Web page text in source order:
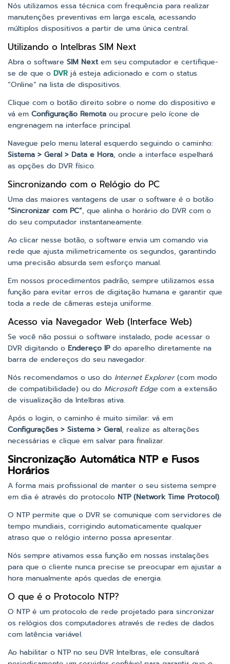
Nós utilizamos essa técnica com frequência para realizar
manutenções preventivas em larga escala, acessando
múltiplos dispositivos a partir de uma única central.
Utilizando o Intelbras SIM Next
Abra o software SIM Nextem seu computador e certifique-
se de que o DVRjá esteja adicionado e com o status
“Online” na lista de dispositivos.
Clique com o botão direito sobre o nome do dispositivo e
vá em Configuração Remota ou procure pelo ícone de
engrenagem na interface principal.
Navegue pelo menu lateral esquerdo seguindo o caminho:
Sistema > Geral > Data e Hora, onde a interface espelhará
as opções do DVR físico.
Sincronizando com o Relógio do PC
Uma das maiores vantagens de usar o software é o botão
“Sincronizar com PC”, que alinha o horário do DVR com o
do seu computador instantaneamente.
Ao clicar nesse botão, o software envia um comando via
rede que ajusta milimetricamente os segundos, garantindo
uma precisão absurda sem esforço manual.
Em nossos procedimentos padrão, sempre utilizamos essa
função para evitar erros de digitação humana e garantir que
toda a rede de câmeras esteja uniforme.
Acesso via Navegador Web (Interface Web)
Se você não possui o software instalado, pode acessar o
DVR digitando o Endereço IPdo aparelho diretamente na
barra de endereços do seu navegador.
Nós recomendamos o uso do Internet Explorer(com modo
de compatibilidade) ou do Microsoft Edge com a extensão
de visualização da Intelbras ativa.
Após o login, o caminho é muito similar: vá em
Configurações > Sistema > Geral, realize as alterações
necessárias e clique em salvar para finalizar.
Sincronização Automática NTP e Fusos
Horários
A forma mais profissional de manter o seu sistema sempre
em dia é através do protocolo NTP (Network Time Protocol).
O NTP permite que o DVR se comunique com servidores de
tempo mundiais, corrigindo automaticamente qualquer
atraso que o relógio interno possa apresentar.
Nós sempre ativamos essa função em nossas instalações
para que o cliente nunca precise se preocupar em ajustar a
hora manualmente após quedas de energia.
O que é o Protocolo NTP?
O NTP é um protocolo de rede projetado para sincronizar
os relógios dos computadores através de redes de dados
com latência variável.
Ao habilitar o NTP no seu DVR Intelbras, ele consultará